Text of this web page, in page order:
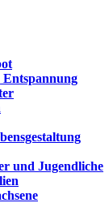
Entspannung
und Jugendliche